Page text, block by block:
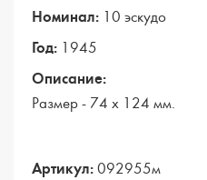
Номинал: 10 эскудо
Год: 1945
Описание:
Размер - 74 х 124 мм.
Артикул: 092955м